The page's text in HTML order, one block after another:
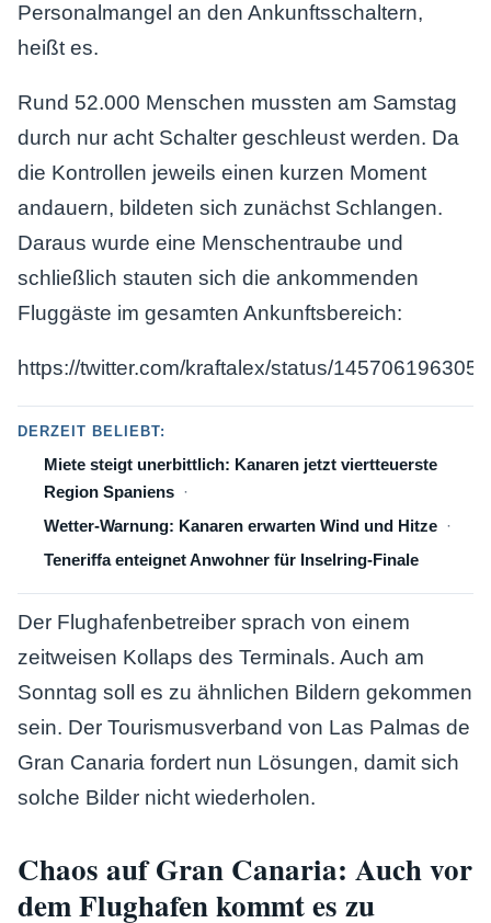
Personalmangel an den Ankunftsschaltern,
heißt es.
Rund 52.000 Menschen mussten am Samstag
durch nur acht Schalter geschleust werden. Da
die Kontrollen jeweils einen kurzen Moment
andauern, bildeten sich zunächst Schlangen.
Daraus wurde eine Menschentraube und
schließlich stauten sich die ankommenden
Fluggäste im gesamten Ankunftsbereich:
https://twitter.com/kraftalex/status/
DERZEIT BELIEBT:
Miete steigt unerbittlich: Kanaren jetzt viertteuerste
Region Spaniens
Wetter-Warnung: Kanaren erwarten Wind und Hitze
Teneriffa enteignet Anwohner für Inselring-Finale
Der Flughafenbetreiber sprach von einem
zeitweisen Kollaps des Terminals. Auch am
Sonntag soll es zu ähnlichen Bildern gekommen
sein. Der Tourismusverband von Las Palmas de
Gran Canaria fordert nun Lösungen, damit sich
solche Bilder nicht wiederholen.
Chaos auf Gran Canaria: Auch vor
dem Flughafen kommt es zu